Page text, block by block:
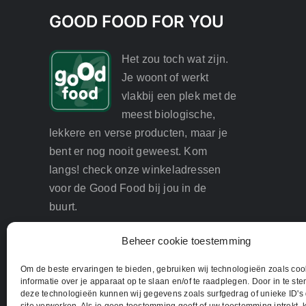
Beheer cookie toestemming
Om de beste ervaringen te bieden, gebruiken wij technologieën zoals
informatie over je apparaat op te slaan en/of te raadplegen. Door in te
deze technologieën kunnen wij gegevens zoals surfgedrag of unieke ID's
GOOD FOOD FOR YOU
Het zou toch wat zijn.
Je woont of werkt
vlakbij een plek met de
meest biologische,
lekkere en verse producten, maar je
bent er nog nooit geweest. Kom
langs! check onze winkeladressen
voor de Good Food bij jou in de
buurt.